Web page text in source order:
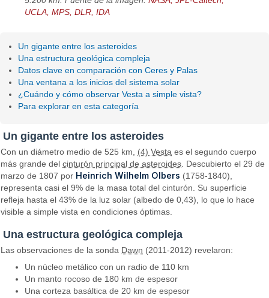
UCLA, MPS, DLR, IDA
Un gigante entre los asteroides
Una estructura geológica compleja
Datos clave en comparación con Ceres y Palas
Una ventana a los inicios del sistema solar
¿Cuándo y cómo observar Vesta a simple vista?
Para explorar en esta categoría
Un gigante entre los asteroides
Con un diámetro medio de 525 km, (4) Vesta es el segundo cuerpo
más grande delcinturón principal de asteroides. Descubierto el 29 de
marzo de 1807 por Heinrich Wilhelm Olbers (1758-1840),
representa casi el 9% de la masa total del cinturón. Su superficie
refleja hasta el 43% de la luz solar (albedo de 0,43), lo que lo hace
visible a simple vista en condiciones óptimas.
Una estructura geológica compleja
Las observaciones de la sonda Dawn (2011-2012) revelaron:
Un núcleo metálico con un radio de 110 km
Un manto rocoso de 180 km de espesor
Una corteza basáltica de 20 km de espesor